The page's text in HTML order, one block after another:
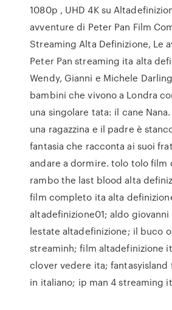
1080p , UHD 4K su
avventure di Peter Pan Film
Streaming Alta Definizione, Le
Peter Pan streaming ita alta
Wendy, Gianni e Michele
bambini che vivono a Londra
una singolare tata: il cane
una ragazzina e il padre è
fantasia che racconta ai suoi
andare a dormire. tolo tolo film
rambo the last blood alta
film completo ita alta
altadefinizione01; aldo
lestate altadefinizione; il buco
streaminh; film altadefinizione
clover vedere ita;
in italiano; ip man 4 streaming